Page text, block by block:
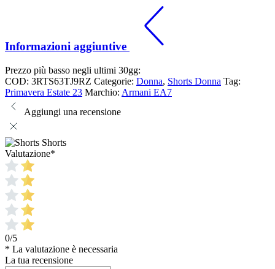
Informazioni aggiuntive
Prezzo più basso negli ultimi 30gg:
COD: 3RTS63TJ9RZ Categorie: Donna, Shorts Donna Tag:
Primavera Estate 23 Marchio: Armani EA7
Aggiungi una recensione
Shorts
Valutazione*
0/5
* La valutazione è necessaria
La tua recensione